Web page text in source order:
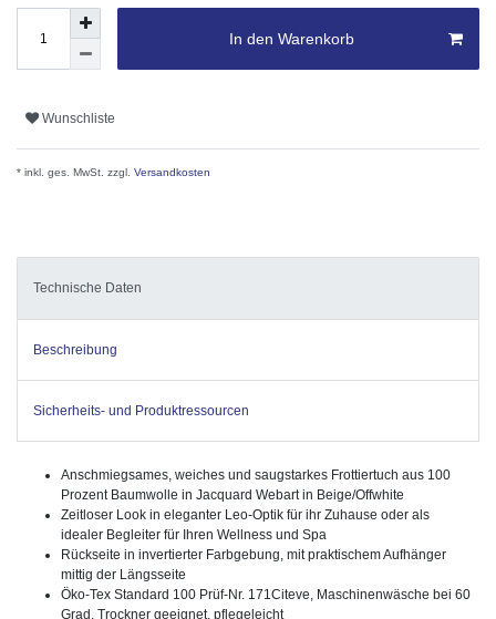
In den Warenkorb
Wunschliste
* inkl. ges. MwSt. zzgl. Versandkosten
Technische Daten
Beschreibung
Sicherheits- und Produktressourcen
Anschmiegsames, weiches und saugstarkes Frottiertuch aus 100
Prozent Baumwolle in Jacquard Webart in Beige/Offwhite
Zeitloser Look in eleganter Leo-Optik für ihr Zuhause oder als
idealer Begleiter für Ihren Wellness und Spa
Rückseite in invertierter Farbgebung, mit praktischem Aufhänger
mittig der Längsseite
Öko-Tex Standard 100 Prüf-Nr. 171Citeve, Maschinenwäsche bei 60
Grad, Trockner geeignet, pflegeleicht